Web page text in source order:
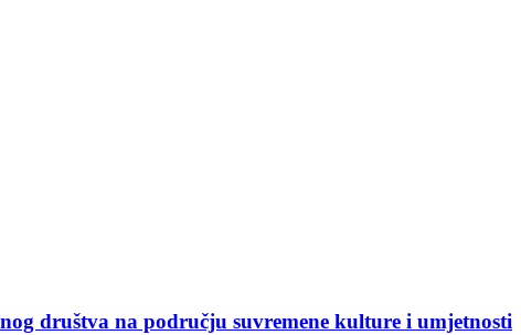
društva na području suvremene kulture i umjetnosti